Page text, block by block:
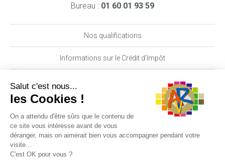
Bureau : 01 60 01 93 59
Nos qualifications
Informations sur le Crédit d’Impôt
06 29 62 89 70